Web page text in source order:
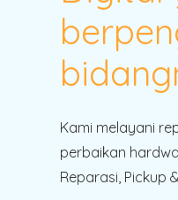
Kami melayani
perbaikan
Reparasi, Pickup